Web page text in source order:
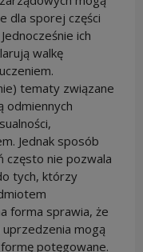
dla sporej części
ich
walkę
tematy związane
odmiennych
Jednak sposób
często nie pozwala
tych, którzy
forma sprawia, że
mogą
potęgowane.